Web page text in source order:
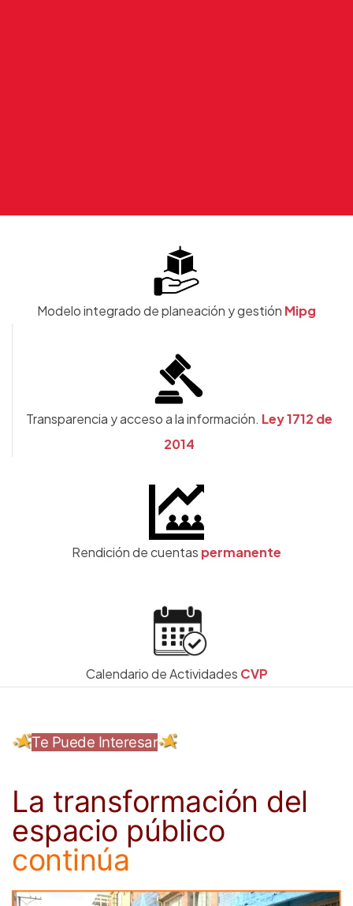
Modelo integrado de planeación y gestión Mipg
Transparencia y acceso a la información. Ley 1712 de
2014
Rendición de cuentas permanente
Calendario de Actividades CVP
Te Puede Interesar
La transformación del
espacio público
continúa